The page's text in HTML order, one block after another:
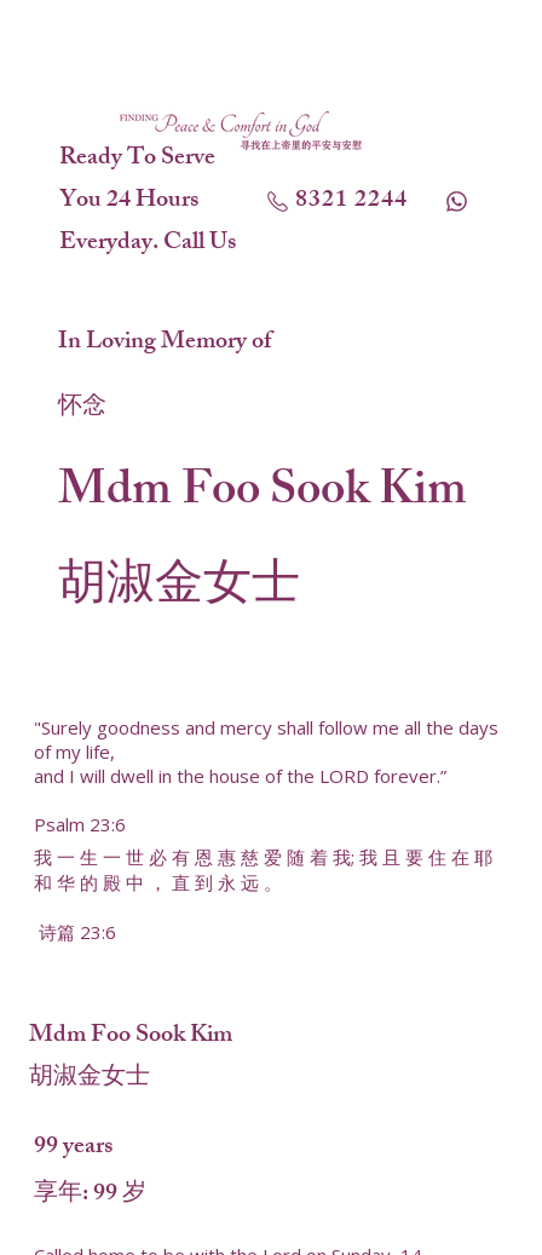
Ready To Serve
You 24 Hours
Everyday. Call Us
8321 2244
In Loving Memory of
怀念
Mdm Foo Sook Kim
胡淑金女士
"Surely goodness and mercy shall follow me all the days
of my life,
and I will dwell in the house of the LORD forever.”
Psalm 23:6
我 一 生 一 世 必 有 恩 惠 慈 爱 随 着 我; 我 且 要 住 在 耶
和 华 的 殿 中 ， 直 到 永 远 。
诗篇 23:6
Mdm Foo Sook Kim
胡淑金女士
99 years
享年: 99 岁